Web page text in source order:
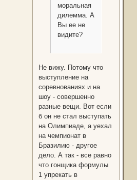
моральная
дилемма. А
Вы ее не
видите?
Не вижу. Потому что
выступление на
соревнованиях и на
шоу - совершенно
разные вещи. Вот если
б он не стал выступать
на Олимпиаде, а уехал
на чемпионат в
Бразилию - другое
дело. А так - все равно
что гонщика формулы
1 упрекать в